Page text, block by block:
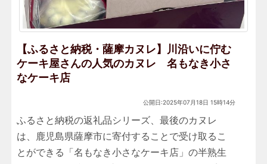
【ふるさと納税・薩摩カヌレ】川沿いに佇む
ケーキ屋さんの人気のカヌレ 名もなき小さ
なケーキ店
公開日:2025年07月18日 15時14分
ふるさと納税の返礼品シリーズ、最後のカヌレ
は、鹿児島県薩摩市に寄付することで受け取るこ
とができる「名もなき小さなケーキ店」の半熟生